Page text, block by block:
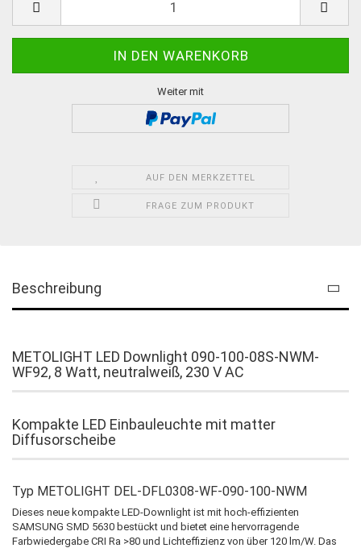
Weiter mit
AUF DEN MERKZETTEL
FRAGE ZUM PRODUKT
Beschreibung
METOLIGHT LED Downlight 090-100-08S-NWM-
WF92, 8 Watt, neutralweiß, 230 V AC
Kompakte LED Einbauleuchte mit matter
Diffusorscheibe
Typ METOLIGHT DEL-DFL0308-WF-090-100-NWM
Dieses neue kompakte LED-Downlight ist mit hoch-effizienten
SAMSUNG SMD 5630 bestückt und bietet eine hervorragende
Farbwiedergabe CRI Ra >80 und Lichteffizienz von über 120 lm/W. Das